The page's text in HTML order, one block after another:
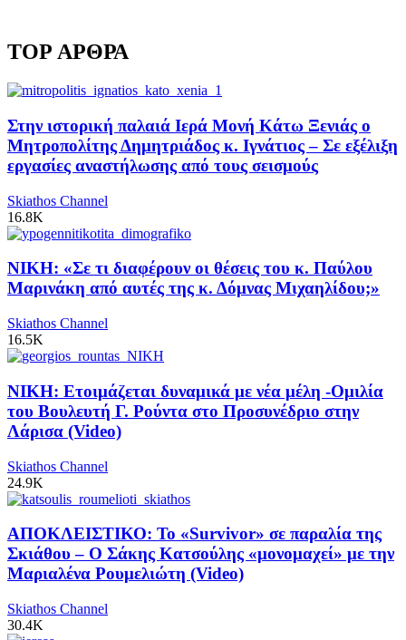
TOP ΑΡΘΡΑ
Στην ιστορική παλαιά Ιερά Μονή Κάτω Ξενιάς ο
Μητροπολίτης Δημητριάδος κ. Ιγνάτιος – Σε εξέλιξη
εργασίες αναστήλωσης από τους σεισμούς
Skiathos Channel
16.8K
ΝΙΚΗ: «Σε τι διαφέρουν οι θέσεις του κ. Παύλου
Μαρινάκη από αυτές της κ. Δόμνας Μιχαηλίδου;»
Skiathos Channel
16.5K
ΝΙΚΗ: Ετοιμάζεται δυναμικά με νέα μέλη -Ομιλία
του Βουλευτή Γ. Ρούντα στο Προσυνέδριο στην
Λάρισα (Video)
Skiathos Channel
24.9K
ΑΠΟΚΛΕΙΣΤΙΚΟ: Το «Survivor» σε παραλία της
Σκιάθου – Ο Σάκης Κατσούλης «μονομαχεί» με την
Μαριαλένα Ρουμελιώτη (Video)
Skiathos Channel
30.4K